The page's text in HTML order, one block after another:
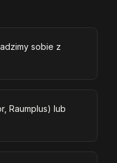
sobie z
Raumplus) lub